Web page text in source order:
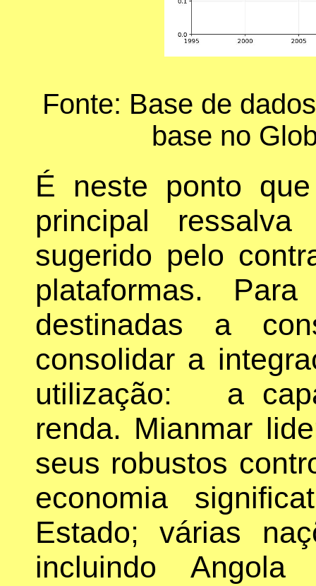
Fonte: Base de
base no
É neste ponto
principal
sugerido pelo
plataformas.
destinadas a
consolidar a
utilização: a
renda. Mianmar
seus robustos
economia
Estado; várias
incluindo